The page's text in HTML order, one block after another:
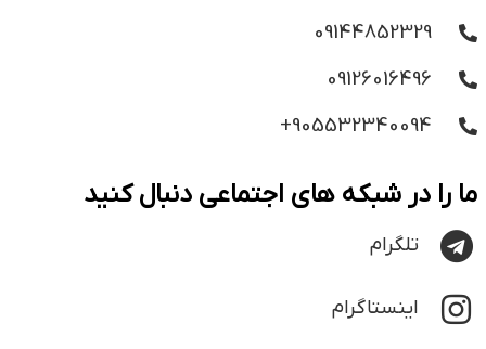
09144852329
09126016496
905532340094+
ما را در شبکه های اجتماعی دنبال کنید
تلگرام
اینستاگرام